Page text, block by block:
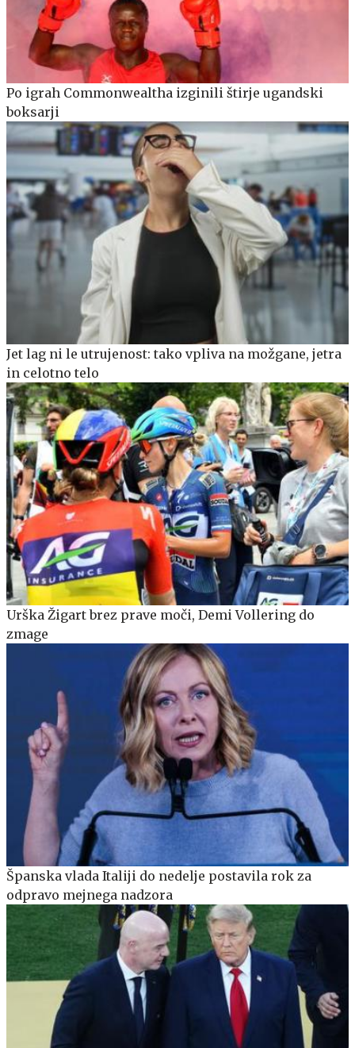
Po igrah Commonwealtha izginili štirje ugandski
boksarji
Jet lag ni le utrujenost: tako vpliva na možgane, jetra
in celotno telo
Urška Žigart brez prave moči, Demi Vollering do
zmage
Španska vlada Italiji do nedelje postavila rok za
odpravo mejnega nadzora